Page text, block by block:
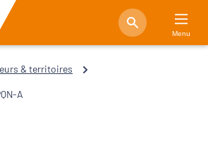
Menu
& territoires
A